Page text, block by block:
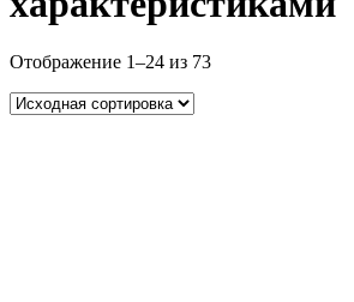
Отображение 1–24 из 73